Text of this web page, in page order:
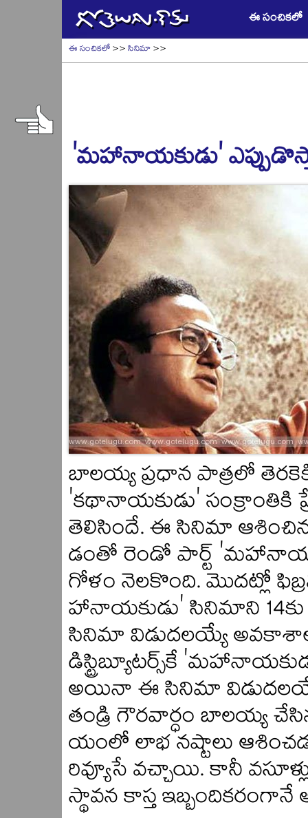
ఈ సంచికలో
ఈ సంచికలో>>సినిమా>>
'మహానాయకుడు'
బాలయ్య ప్రధాన పాత్రలో
'కథానాయకుడు' సంక్రాంతికి
తెలిసిందే. ఈ సినిమా
డంతో రెండో పార్ట్‌
గోళం నెలకొంది. మొదట్లో
హానాయకుడు' సినిమాని
సినిమా విడుదలయ్యే
డిస్ట్రిబ్యూటర్స్‌కే
అయినా ఈ సినిమా
తండ్రి గౌరవార్ధం బాలయ్య
యంలో లాభ నష్టాలు
రివ్యూసే వచ్చాయి. కానీ
స్థావన కాస్త